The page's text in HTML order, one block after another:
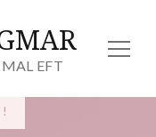
EFT